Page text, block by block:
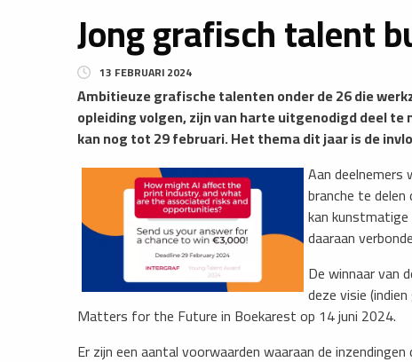
Jong grafisch talent
13 FEBRUARI 2024
Ambitieuze grafische talenten onder de 26 die
opleiding volgen, zijn van harte uitgenodigd deel
kan nog tot 29 februari. Het thema dit jaar is de
Aan deelnemers
branche te
kan
daaraan
De winnaar van
deze visie
Matters for the Future in Boekarest op 14 juni 2024.
Er zijn een aantal voorwaarden waaraan de